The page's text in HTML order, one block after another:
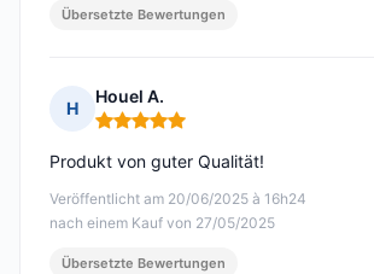
Übersetzte Bewertungen
H
Houel A.
Hinweis: 5 von 5
Veröffentlicht am 20/06/2025 à 16h24
nach einem Kauf von 27/05/2025
Produkt von guter Qualität!
Übersetzte Bewertungen